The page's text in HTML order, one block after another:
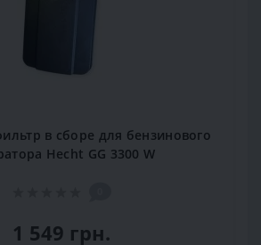
в сборе для бензинового
Hecht GG 3300 W
1 549 грн.